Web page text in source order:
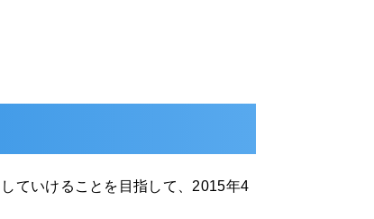
ていけることを目指して、2015年4